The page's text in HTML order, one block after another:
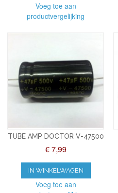
Voeg toe aan
productvergelijking
TUBE AMP DOCTOR V-47500
€ 7,99
IN WINKELWAGEN
Voeg toe aan